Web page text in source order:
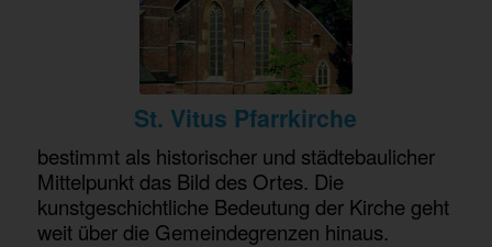
St. Vitus Pfarrkirche
bestimmt als historischer und städtebaulicher
Mittelpunkt das Bild des Ortes. Die
kunstgeschichtliche Bedeutung der Kirche geht
weit über die Gemeindegrenzen hinaus.